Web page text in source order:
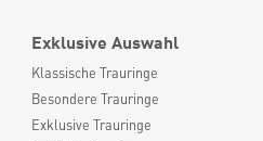
Exklusive Auswahl
Klassische Trauringe
Besondere Trauringe
Exklusive Trauringe